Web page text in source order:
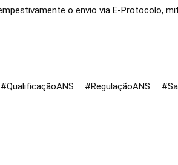
o envio via E-Protocolo,
#RegulaçãoANS